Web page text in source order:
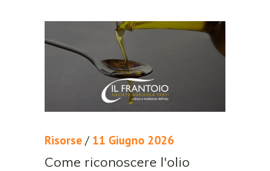
Risorse / 11 Giugno 2026
Come riconoscere l'olio